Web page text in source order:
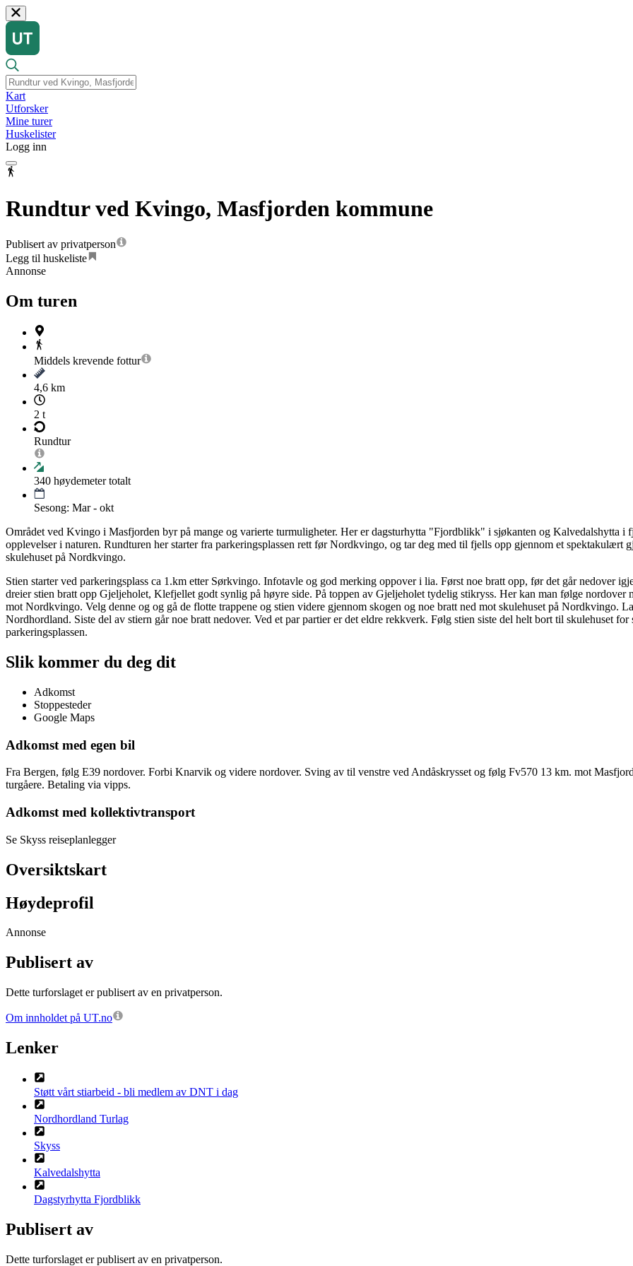
Kart
Utforsker
Mine turer
Huskelister
Logg inn
Rundtur ved Kvingo, Masfjorden kommune
Publisert av privatperson
Legg til huskeliste
Annonse
Om turen
Middels krevende fottur
4,6 km
2 t
Rundtur
340 høydemeter totalt
Sesong: Mar - okt
Området ved Kvingo i Masfjorden byr på mange og varierte turmuligheter. Her er dagsturhytta "Fjordblikk" i sjøkanten og Kalvedalshytta
opplevelser i naturen. Rundturen her starter fra parkeringsplassen rett før Nordkvingo, og tar deg med til fjells opp gjennom et spektakulært
skulehuset på Nordkvingo.
Stien starter ved parkeringsplass ca 1.km etter Sørkvingo. Infotavle og god merking oppover i lia. Først noe bratt opp, før det går nedover
dreier stien bratt opp Gjeljeholet, Klefjellet godt synlig på høyre side. På toppen av Gjeljeholet tydelig stikryss. Her kan man følge
mot Nordkvingo. Velg denne og og gå de flotte trappene og stien videre gjennom skogen og noe bratt ned mot skulehuset på Nordkvingo.
Nordhordland. Siste del av stiern går noe bratt nedover. Ved et par partier er det eldre rekkverk. Følg stien siste del helt bort til skulehuset
parkeringsplassen.
Slik kommer du deg dit
Adkomst
Stoppesteder
Google Maps
Adkomst med egen bil
Fra Bergen, følg E39 nordover. Forbi Knarvik og videre nordover. Sving av til venstre ved Andåskrysset og følg Fv570 13 km. mot
turgåere. Betaling via vipps.
Adkomst med kollektivtransport
Se Skyss reiseplanlegger
Oversiktskart
Høydeprofil
Annonse
Publisert av
Dette turforslaget er publisert av en privatperson.
Om innholdet på UT.no
Lenker
Støtt vårt stiarbeid - bli medlem av DNT i dag
Nordhordland Turlag
Skyss
Kalvedalshytta
Dagstyrhytta Fjordblikk
Publisert av
Dette turforslaget er publisert av en privatperson.